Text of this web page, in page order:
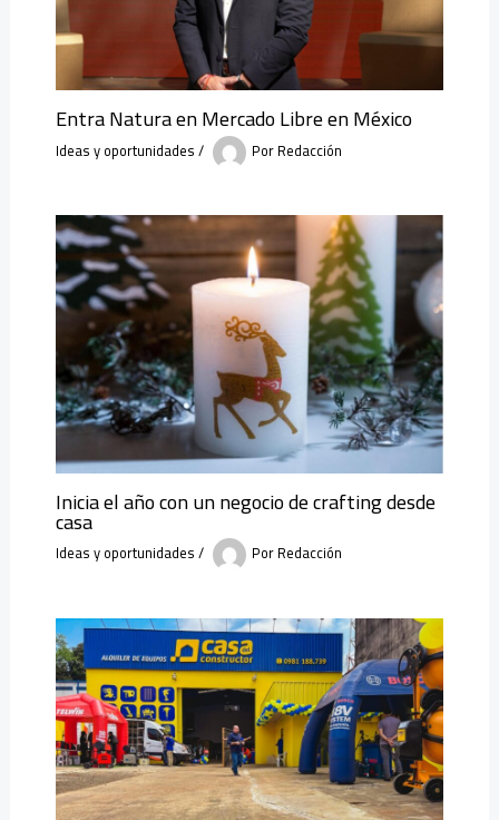
Entra Natura en Mercado Libre en México
Ideas y oportunidades/ PorRedacción
Inicia el año con un negocio de crafting desde
casa
Ideas y oportunidades/ PorRedacción